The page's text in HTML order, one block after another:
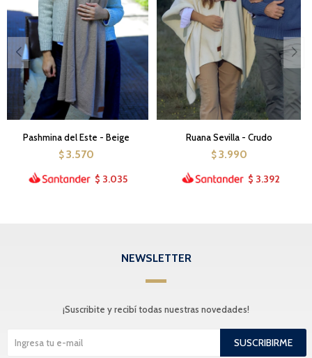
Pashmina del Este - Beige
$ 3.570
$ 3.035
Ruana Sevilla - Crudo
$ 3.990
$ 3.392
NEWSLETTER
¡Suscribite y recibí todas nuestras novedades!
SUSCRIBIRME